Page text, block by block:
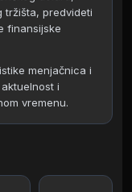
tržišta, predvideti
finansijske
menjačnica i
i
vremenu.